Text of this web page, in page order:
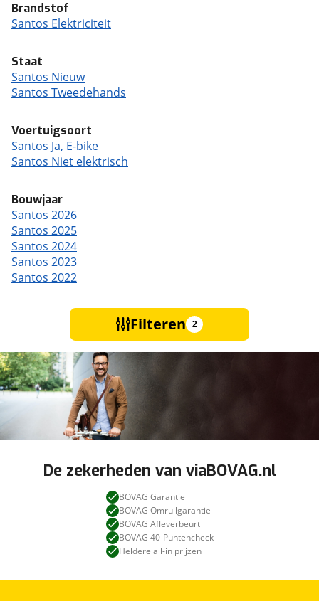
Brandstof
Santos Elektriciteit
Staat
Santos Nieuw
Santos Tweedehands
Voertuigsoort
Santos Ja, E-bike
Santos Niet elektrisch
Bouwjaar
Santos 2026
Santos 2025
Santos 2024
Santos 2023
Santos 2022
Filteren 2
De zekerheden van viaBOVAG.nl
BOVAG Garantie
BOVAG Omruilgarantie
BOVAG Afleverbeurt
BOVAG 40-Puntencheck
Heldere all-in prijzen